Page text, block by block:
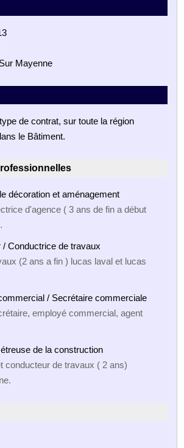
Mayenne
de contrat, sur toute la région
le Bâtiment.
décoration et aménagement
d'agence ( 3 ans de fin a début
/ Conductrice de travaux
(2 ans a fin ) lucas laval et lucas
/ Secrétaire commerciale
employé commercial, agent
de la construction
conducteur de travaux ( 2 ans)